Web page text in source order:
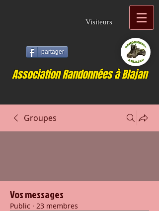
Visiteurs
partager
Association Randonnées à Blajan
Groupes
Vos messages
Public · 23 membres